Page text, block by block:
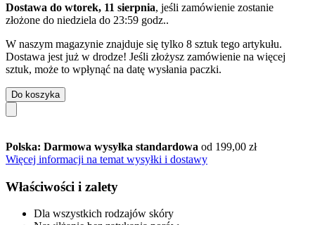
Dostawa do wtorek, 11 sierpnia, jeśli zamówienie zostanie
złożone do niedziela do 23:59 godz..
W naszym magazynie znajduje się tylko 8 sztuk tego artykułu.
Dostawa jest już w drodze! Jeśli złożysz zamówienie na więcej
sztuk, może to wpłynąć na datę wysłania paczki.
Do koszyka
Polska: Darmowa wysyłka standardowa od 199,00 zł
Więcej informacji na temat wysyłki i dostawy
Właściwości i zalety
Dla wszystkich rodzajów skóry